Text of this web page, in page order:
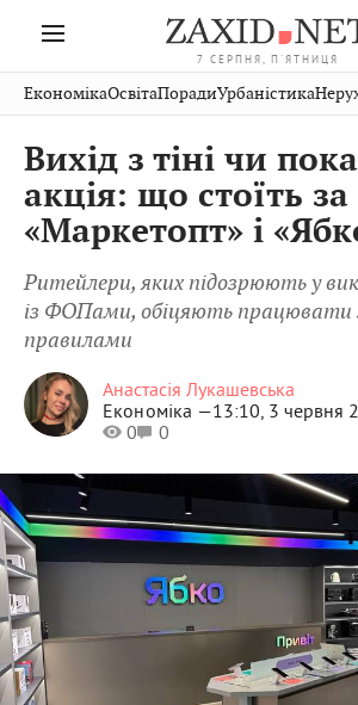
7 СЕРПНЯ, П'ЯТНИЦЯ
Івано-
Франківськ
Тернопіль
Волинь
Закарпаття
Рівне
Шептицький
Стрий
Хмельницький
Кіно
Фото
ЕкономікаОсвітаПорадиУрбаністика
Вихід з тіні чи
акція: що стоїть
«Маркетопт» і
Ритейлери, яких підозрюють у
із ФОПами, обіцяють працювати
правилами
Анастасія Лукашевська
Економіка —13:10, 3 червня
0
0